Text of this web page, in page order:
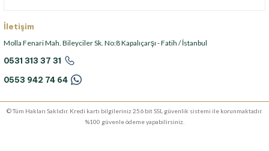
İletişim
Molla Fenari Mah. Bileyciler Sk. No:8 Kapalıçarşı - Fatih / İstanbul
0531 313 37 31
0553 942 74 64
© Tüm Hakları Saklıdır. Kredi kartı bilgileriniz 256 bit SSL güvenlik sistemi ile korunmaktadır.
%100 güvenle ödeme yapabilirsiniz.